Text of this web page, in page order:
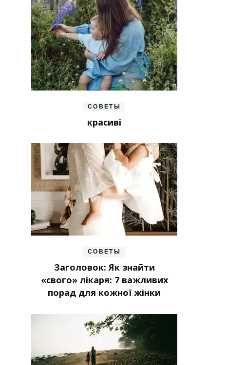
СОВЕТЫ
красиві
СОВЕТЫ
Заголовок: Як знайти
«свого» лікаря: 7 важливих
порад для кожної жінки